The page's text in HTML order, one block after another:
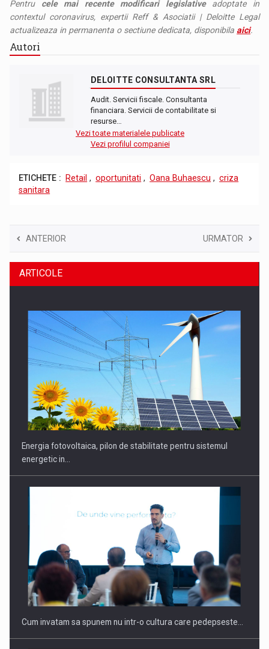
Pentru cele mai recente modificari legislativeadoptate in
contextul coronavirus, expertii Reff & Asociatii | Deloitte Legal
actualizeaza in permanenta o sectiune dedicata, disponibila aici.
Autori
DELOITTE CONSULTANTA SRL
Audit. Servicii fiscale. Consultanta
financiara. Servicii de contabilitate si
resurse…
Vezi toate materialele publicate
Vezi profilul companiei
ETICHETE : Retail , oportunitati , Oana Buhaescu , criza
sanitara
ANTERIOR URMATOR
ARTICOLE
Energia fotovoltaica, pilon de stabilitate pentru sistemul
energetic in…
Cum invatam sa spunem nu intr-o cultura care pedepseste…